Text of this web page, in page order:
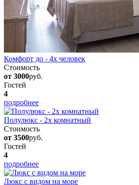
Комфорт до - 4х человек
Стоимость
от 3000руб.
Гостей
4
подробнее
Полулюкс - 2х комнатный
Стоимость
от 3500руб.
Гостей
4
подробнее
Люкс с видом на море